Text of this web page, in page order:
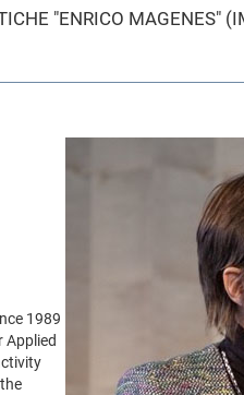
"ENRICO MAGENES"
1989
Applied